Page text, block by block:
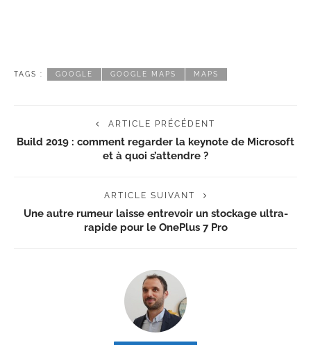
TAGS : GOOGLE GOOGLE MAPS MAPS
ARTICLE PRÉCÉDENT
Build 2019 : comment regarder la keynote de Microsoft
et à quoi s’attendre ?
ARTICLE SUIVANT
Une autre rumeur laisse entrevoir un stockage ultra-
rapide pour le OnePlus 7 Pro